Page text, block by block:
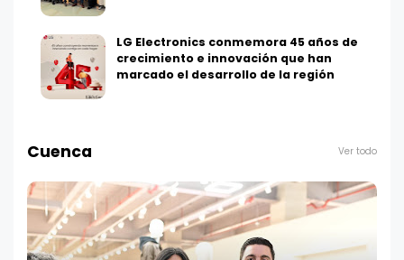
LG Electronics conmemora 45 años de
crecimiento e innovación que han
marcado el desarrollo de la región
Cuenca Ver todo